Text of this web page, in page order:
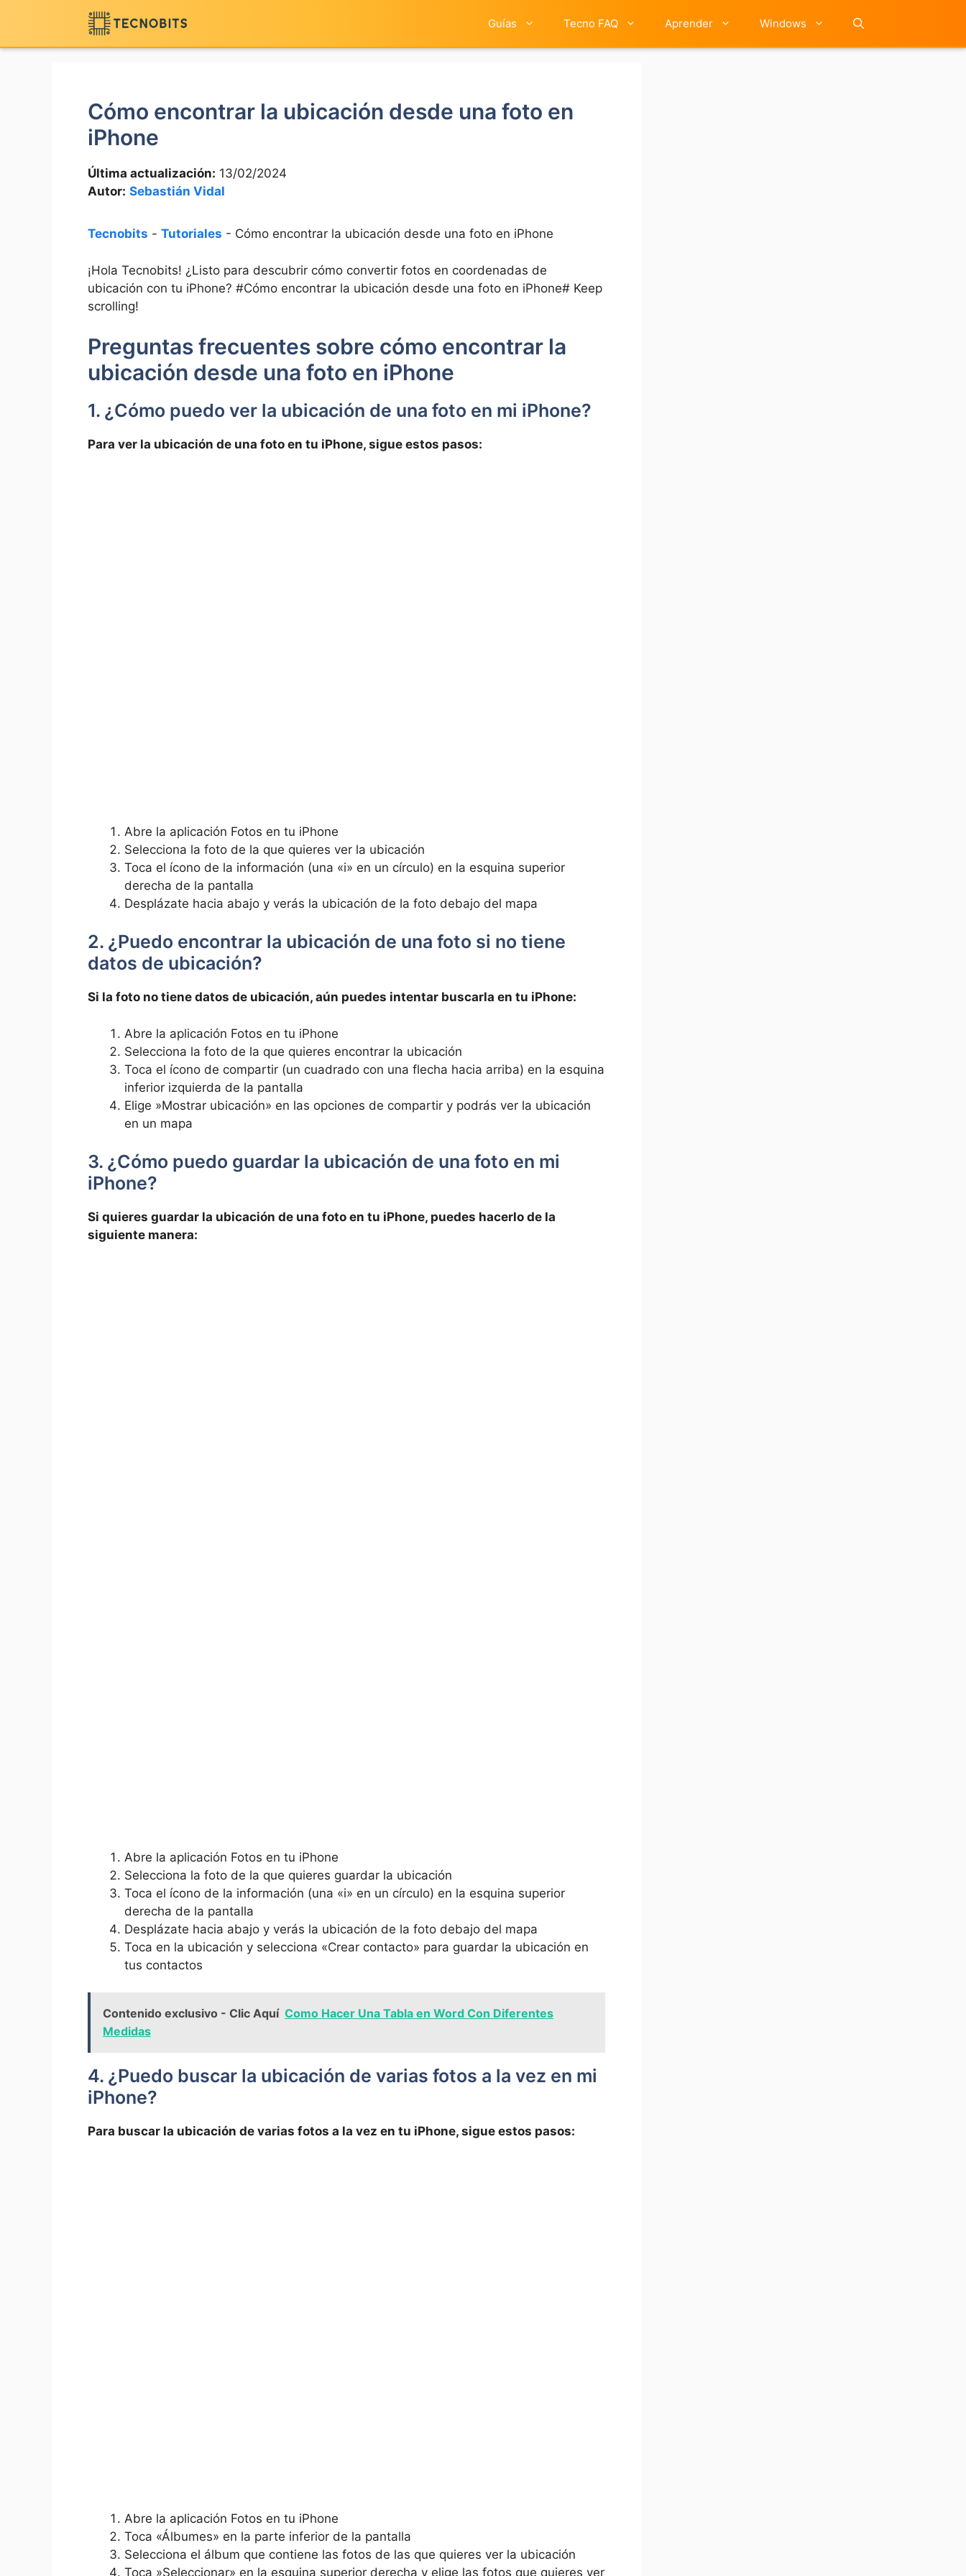
contenido
Guías Tecno FAQ Aprender Windows
Cómo encontrar la ubicación desde una foto en
iPhone
Última actualización: 13/02/2024
Autor: Sebastián Vidal
Tecnobits - Tutoriales - Cómo encontrar la ubicación desde una foto en iPhone
¡Hola ⁤Tecnobits! ¿Listo para descubrir cómo convertir fotos ​en⁤ coordenadas ‌de
ubicación con tu iPhone? #Cómo encontrar la ubicación desde una foto en iPhone# Keep
scrolling!
Preguntas frecuentes ‍sobre cómo encontrar la⁢
ubicación desde ​una‌ foto en iPhone
1.​ ¿Cómo ​puedo ver‌ la ubicación de una⁢ foto en mi iPhone?
Para ver la ubicación de ⁣una‌ foto en​ tu iPhone, sigue​ estos⁤ pasos:
Abre ⁢la aplicación Fotos ‌en ⁣tu iPhone
Selecciona‍ la foto⁤ de la ​que quieres ver la ubicación
Toca el ícono de la información ‍(una «i» en un círculo) en ‍la​ esquina superior
derecha de ⁢la pantalla
Desplázate hacia‌ abajo y verás ⁤la ubicación de la foto​ debajo del mapa
2. ¿Puedo encontrar ⁢la ‌ubicación de una foto si no tiene⁤
datos ‌de‌ ubicación?
Si la ‍foto ⁣no tiene datos de ubicación, aún puedes‍ intentar buscarla en tu iPhone:
Abre⁣ la aplicación⁢ Fotos en tu iPhone
Selecciona la foto de la que quieres ‍encontrar la ⁣ubicación
Toca el ‌ícono de ⁣compartir (un ‍cuadrado con una flecha hacia arriba) en la esquina
inferior izquierda de la⁢ pantalla
Elige ⁣»Mostrar ubicación» en las opciones de compartir ‌y podrás ver la ​ubicación⁣
en un mapa
3. ¿Cómo puedo guardar ⁤la ubicación‍ de una foto en⁤ mi
iPhone?
Si quieres‌ guardar la ‌ubicación de‍ una ⁤foto en tu iPhone, puedes hacerlo de la
siguiente‌ manera:
Abre la aplicación Fotos ​en tu iPhone
Selecciona la‍ foto de la ⁤que ⁢quieres guardar la ubicación
Toca el ícono de la información (una «i» en⁣ un círculo) en la‌ esquina superior
⁣derecha de⁢ la ‌pantalla
Desplázate ⁣hacia abajo⁢ y verás⁤ la ubicación de la foto debajo del mapa
Toca en⁤ la ubicación y selecciona⁣ «Crear ‌contacto» para guardar la ubicación en
tus contactos
Contenido exclusivo - Clic Aquí Como Hacer Una Tabla en Word Con Diferentes
Medidas
4. ¿Puedo ​buscar la ⁤ubicación de varias fotos a⁢ la ​vez en mi
iPhone?
Para buscar la ubicación de varias fotos a ‌la vez en tu ‌iPhone, sigue estos pasos:
Abre la aplicación Fotos en​ tu iPhone
Toca «Álbumes»‍ en la parte⁣ inferior de​ la pantalla
Selecciona el álbum⁣ que contiene las ⁤fotos⁣ de las que quieres ver ​la ubicación
Toca ⁢»Seleccionar» en la esquina superior⁤ derecha y elige las ⁤fotos que quieres ver